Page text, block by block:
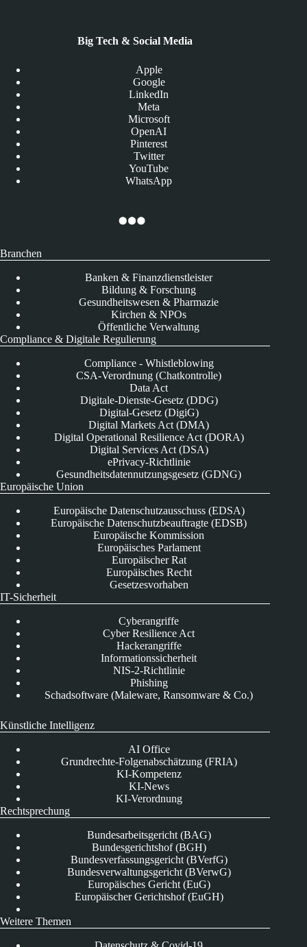
Big Tech & Social Media
Apple
Google
LinkedIn
Meta
Microsoft
OpenAI
Pinterest
Twitter
YouTube
WhatsApp
Branchen
Banken & Finanzdienstleister
Bildung & Forschung
Gesundheitswesen & Pharmazie
Kirchen & NPOs
Öffentliche Verwaltung
Compliance & Digitale Regulierung
Compliance - Whistleblowing
CSA-Verordnung (Chatkontrolle)
Data Act
Digitale-Dienste-Gesetz (DDG)
Digital-Gesetz (DigiG)
Digital Markets Act (DMA)
Digital Operational Resilience Act (DORA)
Digital Services Act (DSA)
ePrivacy-Richtlinie
Gesundheitsdatennutzungsgesetz (GDNG)
Europäische Union
Europäische Datenschutzausschuss (EDSA)
Europäische Datenschutzbeauftragte (EDSB)
Europäische Kommission
Europäisches Parlament
Europäischer Rat
Europäisches Recht
Gesetzesvorhaben
IT-Sicherheit
Cyberangriffe
Cyber Resilience Act
Hackerangriffe
Informationssicherheit
NIS-2-Richtlinie
Phishing
Schadsoftware (Maleware, Ransomware & Co.)
Künstliche Intelligenz
AI Office
Grundrechte-Folgenabschätzung (FRIA)
KI-Kompetenz
KI-News
KI-Verordnung
Rechtsprechung
Bundesarbeitsgericht (BAG)
Bundesgerichtshof (BGH)
Bundesverfassungsgericht (BVerfG)
Bundesverwaltungsgericht (BVerwG)
Europäisches Gericht (EuG)
Europäischer Gerichtshof (EuGH)
Weitere Themen